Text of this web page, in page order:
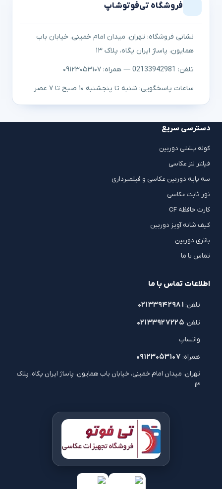
فروشگاه تی‌فوتوشاپ
نشانی فروشگاه: تهران، میدان امام خمینی، خیابان باب
همایون، پاساژ ایران پگاه، پلاک ۱۳
تلفن: 02133942981 — همراه: ۰۹۱۲۳۰۵۳۱۰۷
ساعات پاسخگویی: شنبه تا پنجشنبه ۱۰ صبح تا ۷ عصر
دسترسی سریع
کوله پشتی دوربین
فیلتر لنز عکاسی
سه پایه دوربین عکاسی و فیلمبرداری
نور ثابت عکاسی
کارت حافظه CF
کیف شانه آویز دوربین
باتری دوربین
تماس با ما
اطلاعات تماس با ما
تلفن: ۰۲۱۳۳۹۴۲۹۸۱
تلفن: ۰۲۱۳۳۹۲۷۲۲۵
واتساپ
همراه: ۰۹۱۲۳۰۵۳۱۰۷
تهران، میدان امام خمینی، خیابان باب همایون، پاساژ ایران پگاه، پلاک
۱۳